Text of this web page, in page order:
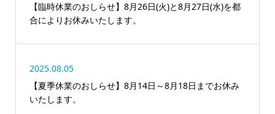
【臨時休業のおしらせ】8月26日(火)と8月27日(水)を都
合によりお休みいたします。
2025.08.05
【夏季休業のおしらせ】8月14日～8月18日までお休み
いたします。